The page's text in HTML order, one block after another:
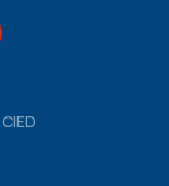
CIED